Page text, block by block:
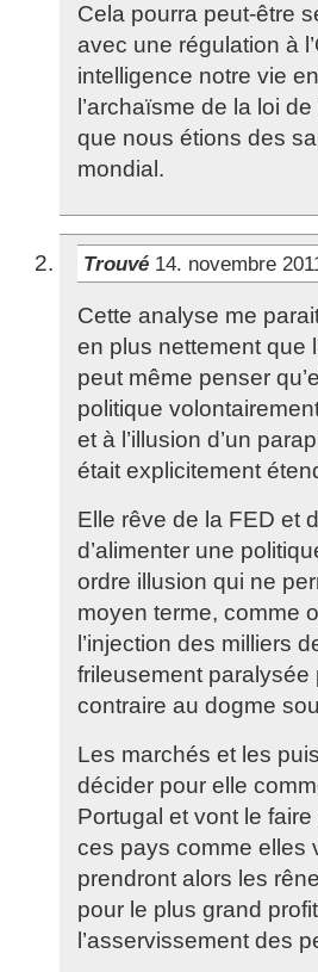
Cela pourra peut-être
avec une régulation à
intelligence notre vie
l’archaïsme de la loi
que nous étions des
mondial.
Trouvé 14. novembre
Cette analyse me
en plus nettement que
peut même penser
politique
et à l’illusion d’un
était explicitement
Elle rêve de la FED et
d’alimenter une
ordre illusion qui ne
moyen terme, comme
l’injection des milliers
frileusement
contraire au dogme
Les marchés et les
décider pour elle
Portugal et vont le faire
ces pays comme elles
prendront alors les
pour le plus grand
l’asservissement des